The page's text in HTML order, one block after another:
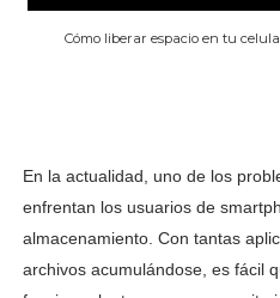
Cómo liberar espacio en tu
En la actualidad, uno de los
enfrentan los usuarios de
almacenamiento. Con tantas
archivos acumulándose, es fácil